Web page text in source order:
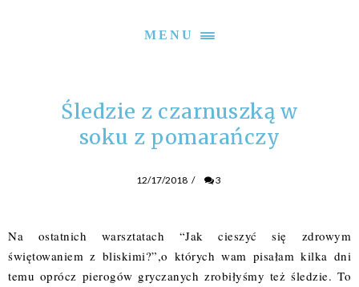
MENU
Śledzie z czarnuszką w
soku z pomarańczy
12/17/2018 / 3
Na ostatnich warsztatach “Jak cieszyć się zdrowym
świętowaniem z bliskimi?”,o których wam pisałam kilka dni
temu oprócz pierogów gryczanych zrobiłyśmy też śledzie. To